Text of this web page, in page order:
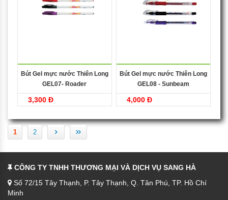
Bút Gel mực nước Thiên Long
GEL07- Roader
3,300 Đ
Bút Gel mực nước Thiên Long
GEL08 - Sunbeam
4,000 Đ
1 2 › »
CÔNG TY TNHH THƯƠNG MẠI VÀ DỊCH VỤ SANG HÀ
Số 72/15 Tây Thạnh, P. Tây Thạnh, Q. Tân Phú, TP. Hồ Chí
Minh